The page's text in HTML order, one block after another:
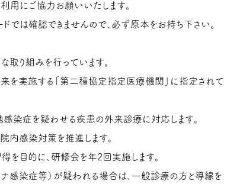
用にご協力お願いいたします。
では確認できませんので、必ず原本をお持ち下さい。
取り組みを行っています。
を実施する「第二種協定指定医療機関」に指定されて
染症を疑わせる疾患の外来診療に対応します。
内感染対策を推進します。
目的に、研修会を年2回実施します。
感染症等）が疑われる場合は、一般診療の方と導線を